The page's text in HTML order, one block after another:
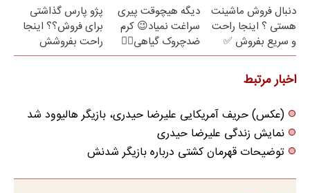
دنبال فروش ماشینت
هستی ؟ اینجا راحت
و سریع بفروش ✅
دیگه هیچوقت پیری
سراغت نمیاد😉 کرم
ضدچروک گیاهی👈🏻
45%تخفیف
پژو پارس گذاشتی
برای فروش؟؟ اینجا
راحت بفروشش
اخبار مرتبط
(عکس) حریف آمریکایی علیرضا حیدری، بازیگر هالیوود شد
نمایش زندگی علیرضا حیدری
توضیحات قهرمان کشتی درباره بازیگر شدنش